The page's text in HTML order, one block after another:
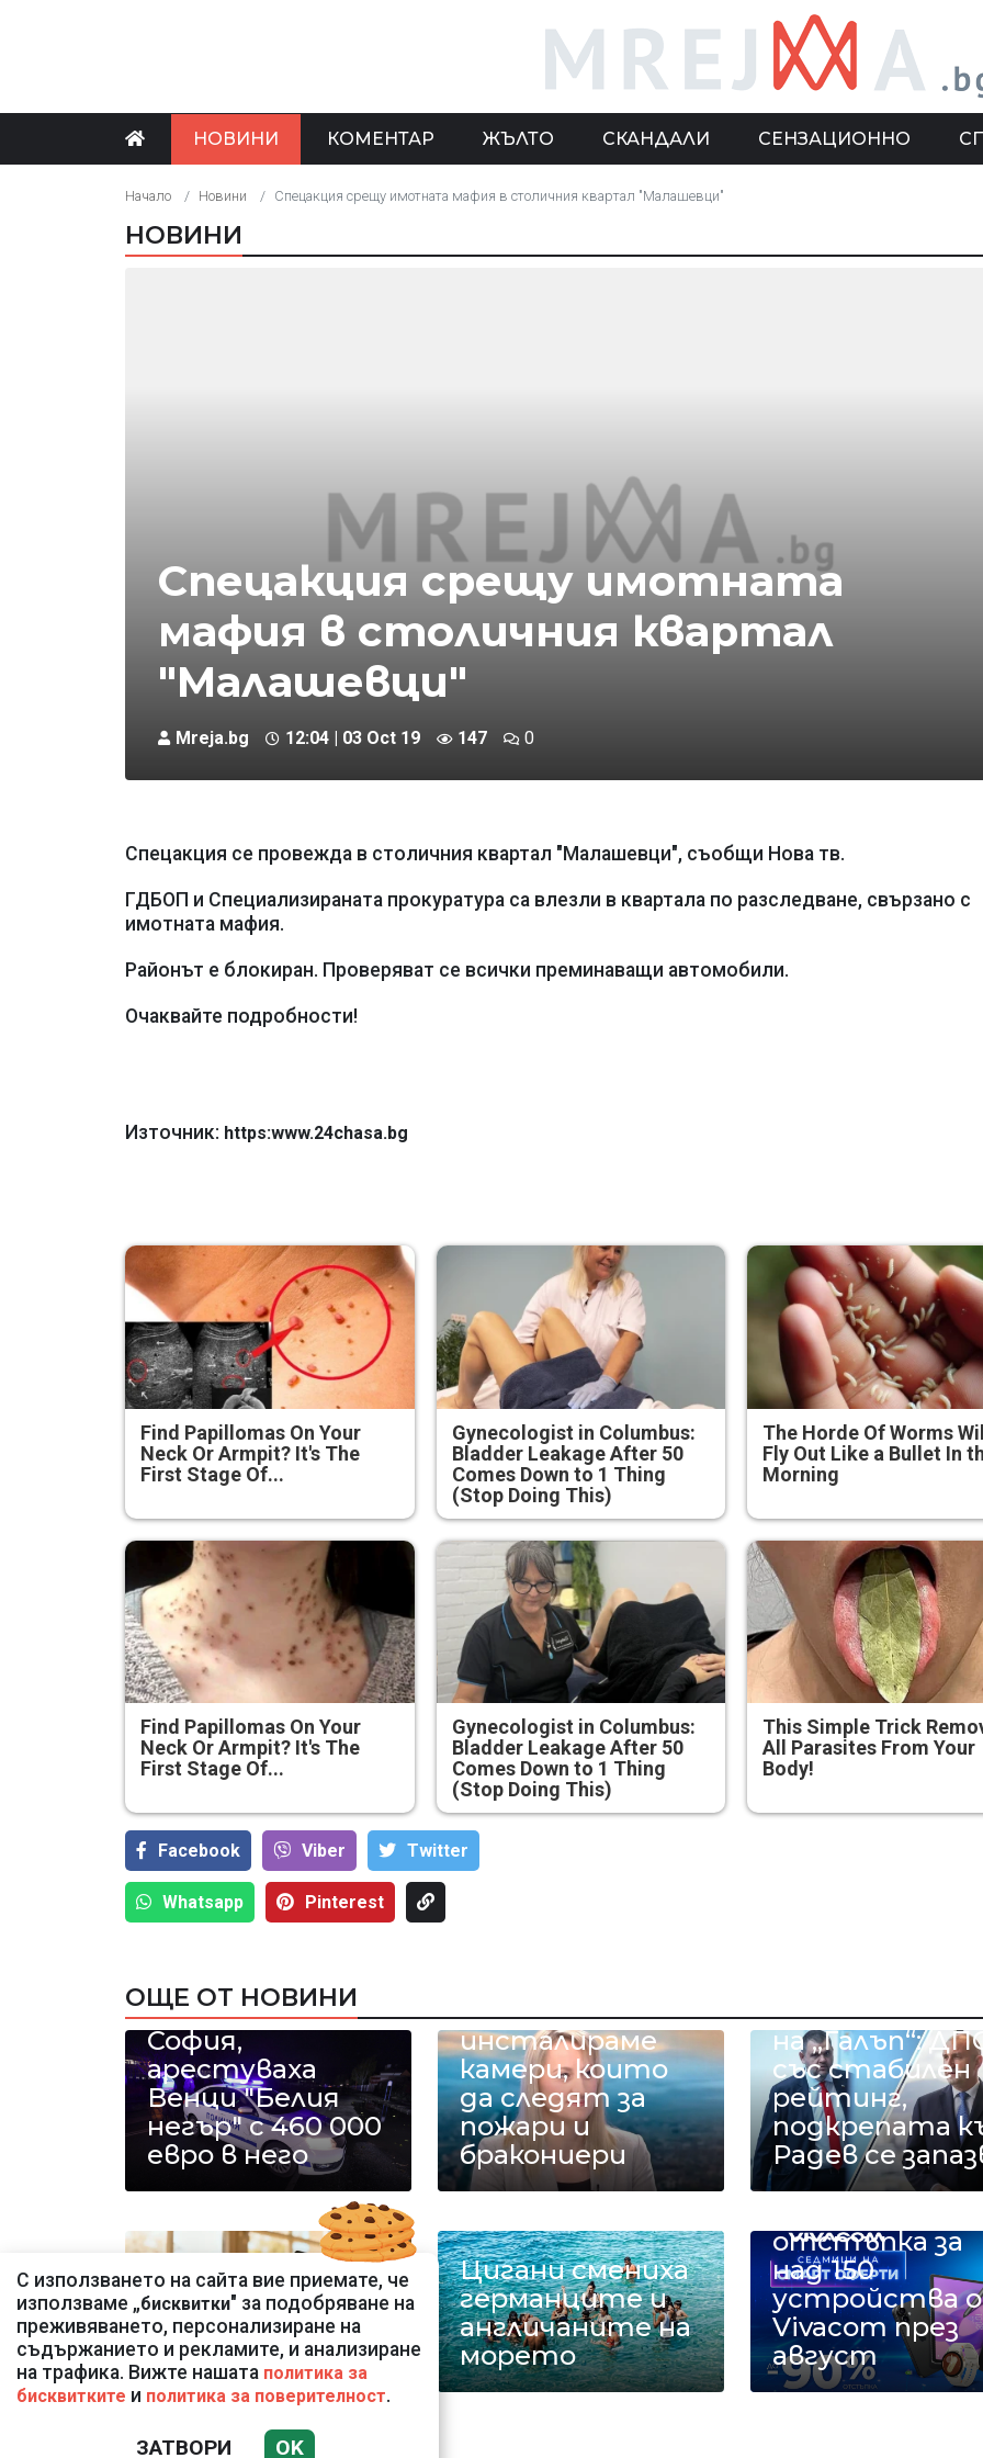
НОВИНИ КОМЕНТАР ЖЪЛТО СКАНДАЛИ СЕНЗАЦИОННО
Начало Новини Спецакция срещу имотната мафия в столичния квартал "Малашевци"
НОВИНИ
Спецакция срещу имотната
мафия в столичния квартал
"Малашевци"
Mreja.bg 12:04 | 03 Oct 19 147 0
Спецакция се провежда в столичния квартал "Малашевци", съобщи Нова тв.
ГДБОП и Специализираната прокуратура са влезли в квартала по разследване, свързано с
имотната мафия.
Районът е блокиран. Проверяват се всички преминаващи автомобили.
Очаквайте подробности!
Източник: https:www.24chasa.bg
Find Papillomas On Your
Neck Or Armpit? It's The
First Stage Of...
Gynecologist in Columbus:
Bladder Leakage After 50
Comes Down to 1 Thing
(Stop Doing This)
The Horde Of Worms
Fly Out Like a Bullet In
Morning
Find Papillomas On Your
Neck Or Armpit? It's The
First Stage Of...
Gynecologist in Columbus:
Bladder Leakage After 50
Comes Down to 1 Thing
(Stop Doing This)
This Simple Trick
All Parasites From Your
Body!
Facebook Viber Тwitter
Whatsapp Pinterest
ОЩЕ ОТ НОВИНИ
наркодилъри с
полицаи в
София,
арестуваха
Венци "Белия
негър" с 460 000
евро в него
Рила
инсталираме
камери, които
да следят за
пожари и
бракониери
Ново
на „Галъп“:
със стабилен
рейтинг,
подкрепата
Радев се
Сдружение за
еднократна
употреба
Цигани смениха
германците и
англичаните на
морето
Смарт
отстъпка за
над 150
устройства
Vivacom през
август
С използването на сайта вие приемате, че
използваме „бисквитки" за подобряване на
преживяването, персонализиране на
съдържанието и рекламите, и анализиране
на трафика. Вижте нашата политика за
бисквитките и политика за поверителност.
ЗАТВОРИ OK